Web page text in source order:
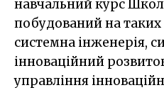
навчальний курс
побудований на таких
системна інженерія,
інноваційний
управління